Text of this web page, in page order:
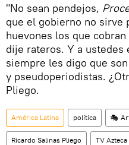
"No sean pendejos,
que el gobierno no sirve
huevones los que
dije rateros. Y a ustedes
siempre les digo que
y pseudoperiodistas.
Pliego.
América Latina política 🎭
Ricardo Salinas Pliego TV Azteca